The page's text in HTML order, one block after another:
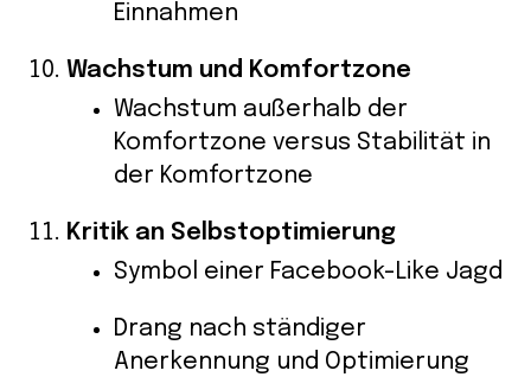
Einnahmen
Wachstum und Komfortzone
Wachstum außerhalb der
Komfortzone versus Stabilität in
der Komfortzone
Kritik an Selbstoptimierung
Symbol einer Facebook-Like Jagd
Drang nach ständiger
Anerkennung und Optimierung